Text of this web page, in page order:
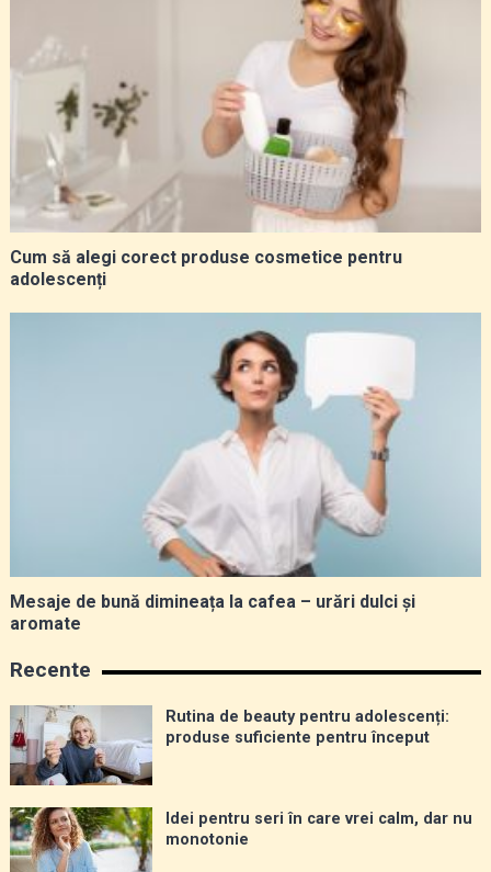
Cum să alegi corect produse cosmetice pentru
adolescenți
Mesaje de bună dimineața la cafea – urări dulci și
aromate
Recente
Rutina de beauty pentru adolescenți:
produse suficiente pentru început
Idei pentru seri în care vrei calm, dar nu
monotonie